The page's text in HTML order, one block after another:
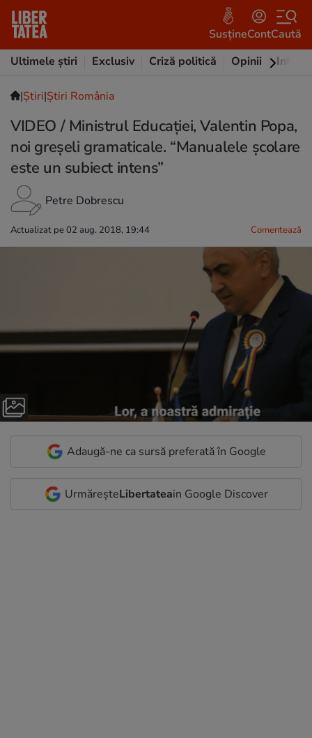
SusțineContCaută
Ultimele știri
Exclusiv Criză politică Opinii
|Ştiri|Știri România
VIDEO / Ministrul Educației, Valentin Popa,
noi greșeli gramaticale. “Manualele şcolare
este un subiect intens”
Petre Dobrescu
Actualizat pe 02 aug. 2018, 19:44 Comentează
Adaugă-ne ca sursă preferată în Google
UrmăreșteLibertateain Google Discover